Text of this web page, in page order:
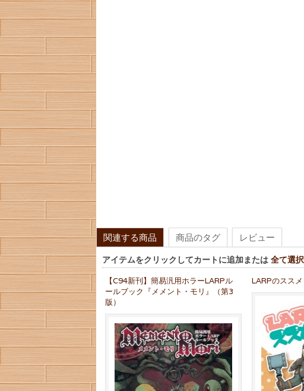
関連する商品 商品のタグ レビュー
アイテムをクリックしてカートに追加または 全て選択
【C94新刊】簡易汎用ホラーLARPル
ールブック『メメント・モリ』（第3
版）
LARPのススメ